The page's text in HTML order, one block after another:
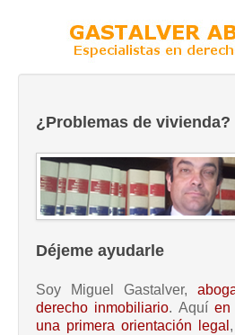
¿Problemas de vivienda?
Déjeme ayudarle
Soy Miguel Gastalver,
derecho inmobiliario. Aquíen
una primera orientación legal